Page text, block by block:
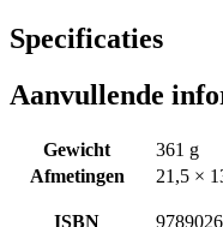
Specificaties
Aanvullende
Gewicht
361 g
Afmetingen
21,5 ×
ISBN